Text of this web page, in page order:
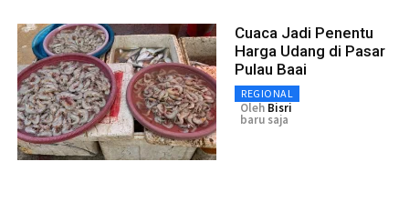
Cuaca Jadi Penentu
Harga Udang di Pasar
Pulau Baai
REGIONAL
Oleh Bisri
baru saja